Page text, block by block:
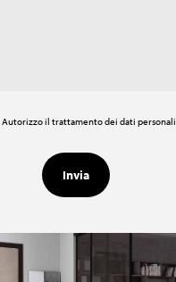
Autorizzo il trattamento dei dati personali